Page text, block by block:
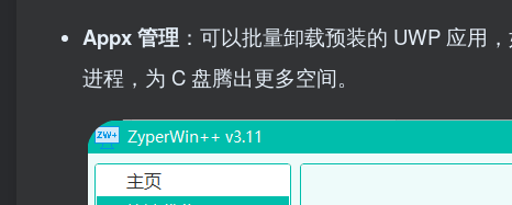
Appx 管理 ：可以批量卸载预装的 UWP 应用
进程，为 C 盘腾出更多空间。